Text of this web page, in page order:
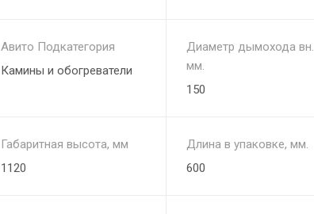
Авито Подкатегория
Камины и обогреватели
Диаметр дымохода вн.
мм.
150
Габаритная высота, мм
1120
Длина в упаковке, мм.
600